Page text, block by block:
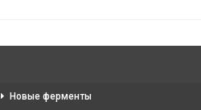
Новые ферменты